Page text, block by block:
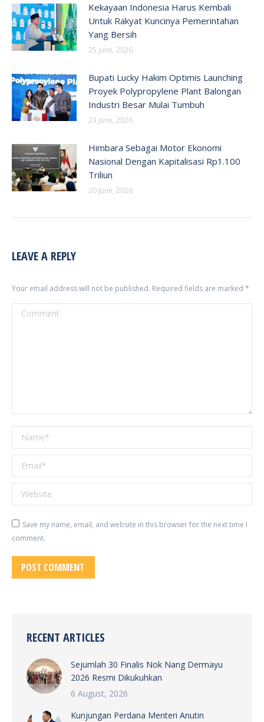
Kekayaan Indonesia Harus Kembali
Untuk Rakyat Kuncinya Pemerintahan
Yang Bersih
25 June, 2026
Bupati Lucky Hakim Optimis Launching
Proyek Polypropylene Plant Balongan
Industri Besar Mulai Tumbuh
23 June, 2026
Himbara Sebagai Motor Ekonomi
Nasional Dengan Kapitalisasi Rp1.100
Triliun
20 June, 2026
LEAVE A REPLY
Your email address will not be published. Required fields are marked *
Comment
Name *
Email *
Website
Save my name, email, and website in this browser for the next time I
comment.
POST COMMENT
RECENT ARTICLES
Sejumlah 30 Finalis Nok Nang Dermayu
2026 Resmi Dikukuhkan
6 August, 2026
Kunjungan Perdana Menteri Anutin